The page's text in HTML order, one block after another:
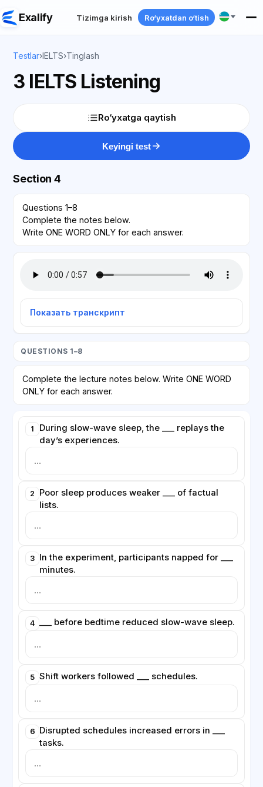
Exalify Tizimga kirish Ro‘yxatdan o‘tish
Testlar›IELTS›Tinglash
3 IELTS Listening
Ro‘yxatga qaytish
Keyingi test
Section 4
Questions 1–8
Complete the notes below.
Write ONE WORD ONLY for each answer.
Показать транскрипт
QUESTIONS 1–8
Complete the lecture notes below. Write ONE WORD
ONLY for each answer.
1
During slow-wave sleep, the ___ replays the
day’s experiences.
2
Poor sleep produces weaker ___ of factual
lists.
3 In the experiment, participants napped for ___
minutes.
4 ___ before bedtime reduced slow-wave sleep.
5 Shift workers followed ___ schedules.
6 Disrupted schedules increased errors in ___
tasks.